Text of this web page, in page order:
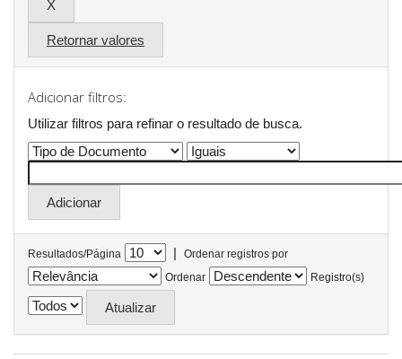
Retornar valores
Adicionar filtros:
Utilizar filtros para refinar o resultado de busca.
Resultados/Página |
Ordenar registros por
Ordenar
Registro(s)